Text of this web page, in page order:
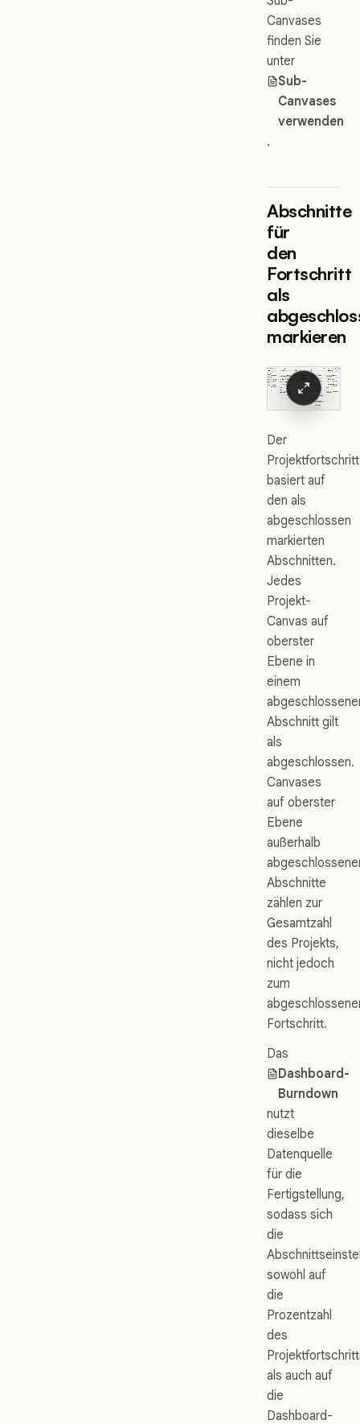
Canvases
finden Sie
unter
Sub-
Canvases
verwenden
.
Abschnitte
für
den
Fortschritt
als
markieren
Der
Projektfortschritt
basiert auf
den als
abgeschlossen
markierten
Abschnitten.
Jedes
Projekt-
Canvas auf
oberster
Ebene in
einem
Abschnitt gilt
als
abgeschlossen.
Canvases
auf oberster
Ebene
außerhalb
Abschnitte
zählen zur
Gesamtzahl
des Projekts,
nicht jedoch
zum
Fortschritt.
Das
Dashboard-
Burndown
nutzt
dieselbe
Datenquelle
für die
Fertigstellung,
sodass sich
die
sowohl auf
die
Prozentzahl
des
als auch auf
die
Dashboard-